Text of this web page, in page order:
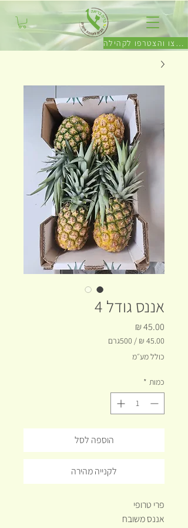
לחצו והצטרפו לקהילה
אננס גודל 4
/ 500גרם
‏45.00 ‏₪
לכל
Grams
כולל מע״מ
כמות *
הוספה לסל
לקנייה מהירה
פרי טרופי
אננס משובח